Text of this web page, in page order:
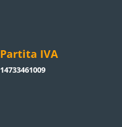
Partita IVA
14733461009